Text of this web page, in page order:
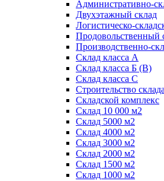
Административно-
Двухэтажный склад
Логистическо-
Продовольственный
Производственно-
Склад класса А
Склад класса Б (B)
Склад класса С
Строительство
Складской комплекс
Склад 10 000 м2
Склад 5000 м2
Склад 4000 м2
Склад 3000 м2
Склад 2000 м2
Склад 1500 м2
Склад 1000 м2